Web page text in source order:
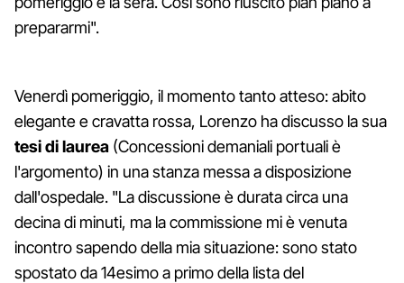
prepararmi".
Venerdì pomeriggio, il momento tanto atteso: abito
elegante e cravatta rossa, Lorenzo ha discusso la sua
tesi di laurea (Concessioni demaniali portuali è
l'argomento) in una stanza messa a disposizione
dall'ospedale. "La discussione è durata circa una
decina di minuti, ma la commissione mi è venuta
incontro sapendo della mia situazione: sono stato
spostato da 14esimo a primo della lista del